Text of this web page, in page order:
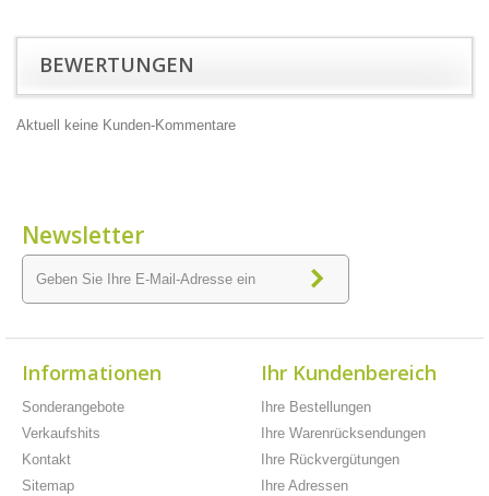
BEWERTUNGEN
Aktuell keine Kunden-Kommentare
Newsletter
Informationen
Sonderangebote
Verkaufshits
Kontakt
Sitemap
Ihr Kundenbereich
Ihre Bestellungen
Ihre Warenrücksendungen
Ihre Rückvergütungen
Ihre Adressen